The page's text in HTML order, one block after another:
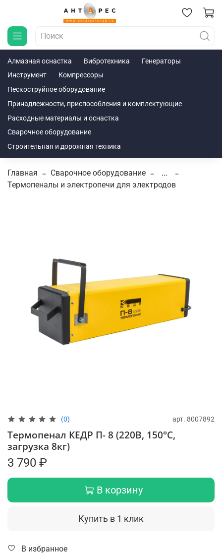
Алмазная оснастка Вибротехника
Генераторы
Инструмент
Компрессоры
Пескоструйное оборудование
Принадлежности, приспособления и комплектующие
Расходные материалы и оснастка
Сварочное оборудование
Строительная и дорожная техника
Главная Сварочное оборудование
...
Термопеналы и электропечи для электродов
(0) арт. 8007892
Термопенал КЕДР П- 8 (220В, 150°C,
загрузка 8кг)
3 790 ₽
В корзину
Купить в 1 клик
В избранное